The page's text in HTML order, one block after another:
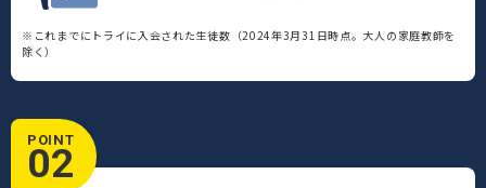
※これまでにトライに入会された生徒数（2024年3月31日時点。大人の家庭教師を
除く）
POINT
02